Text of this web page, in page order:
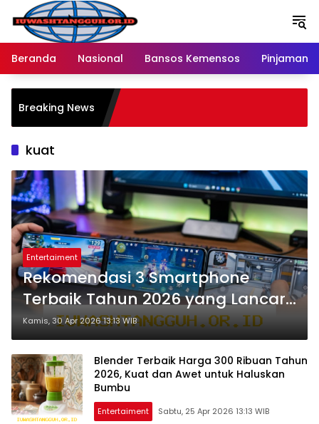
Langsung
konten
Beranda
Nasional Bansos Kemensos Pinjaman
Breaking News
kuat
Entertaiment
Rekomendasi 3 Smartphone
Terbaik Tahun 2026 yang Lancar
Melibas Game Berat Harga 4
Jutaan
Kamis, 30 Apr 2026 13:13 WIB
Blender Terbaik Harga 300 Ribuan Tahun
2026, Kuat dan Awet untuk Haluskan
Bumbu
Entertaiment Sabtu, 25 Apr 2026 13:13 WIB